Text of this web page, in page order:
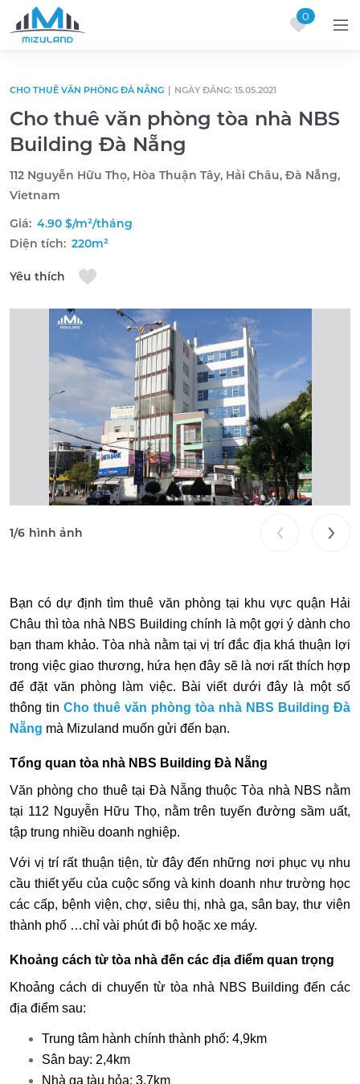
0
CHO THUÊ VĂN PHÒNG ĐÀ NẴNG NGÀY ĐĂNG: 15.05.2021
Cho thuê văn phòng tòa nhà NBS
Building Đà Nẵng
112 Nguyễn Hữu Thọ, Hòa Thuận Tây, Hải Châu, Đà Nẵng,
Vietnam
Giá: 4.90 $/m²/tháng
Diện tích: 220m²
Yêu thích
1/6 hình ảnh
Bạn có dự định tìm thuê văn phòng tại khu vực quận Hải
Châu thì tòa nhà NBS Building chính là một gợi ý dành cho
bạn tham khảo. Tòa nhà nằm tại vị trí đắc địa khá thuận lợi
trong việc giao thương, hứa hẹn đây sẽ là nơi rất thích hợp
để đặt văn phòng làm việc. Bài viết dưới đây là một số
thông tin Cho thuê văn phòng tòa nhà NBS Building Đà
Nẵng mà Mizuland muốn gửi đến bạn.
Tổng quan tòa nhà NBS Building Đà Nẵng
Văn phòng cho thuê tại Đà Nẵng thuộc Tòa nhà NBS nằm
tại 112 Nguyễn Hữu Thọ, nằm trên tuyến đường sầm uất,
tập trung nhiều doanh nghiệp.
Với vị trí rất thuận tiện, từ đây đến những nơi phục vụ nhu
cầu thiết yếu của cuộc sống và kinh doanh như trường học
các cấp, bệnh viện, chợ, siêu thị, nhà ga, sân bay, thư viện
thành phố …chỉ vài phút đi bộ hoặc xe máy.
Khoảng cách từ tòa nhà đến các địa điểm quan trọng
Khoảng cách di chuyển từ tòa nhà NBS Building đến các
địa điểm sau:
Trung tâm hành chính thành phố: 4,9km
Sân bay: 2,4km
Nhà ga tàu hỏa: 3,7km